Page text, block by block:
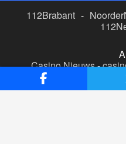
112Brabant -
Casino Nieuws-
buitenlandse site